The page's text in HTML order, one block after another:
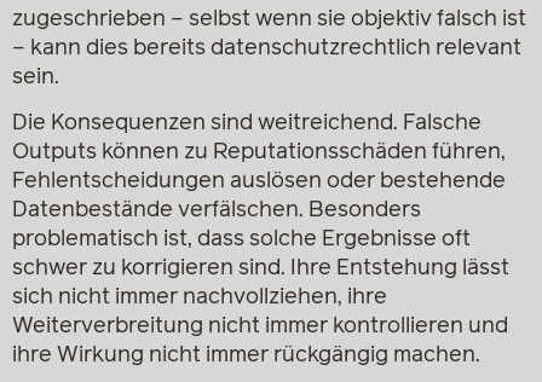
zugeschrieben – selbst wenn sie objektiv falsch ist
– kann dies bereits datenschutzrechtlich relevant
sein.
Die Konsequenzen sind weitreichend. Falsche
Outputs können zu Reputationsschäden führen,
Fehlentscheidungen auslösen oder bestehende
Datenbestände verfälschen. Besonders
problematisch ist, dass solche Ergebnisse oft
schwer zu korrigieren sind. Ihre Entstehung lässt
sich nicht immer nachvollziehen, ihre
Weiterverbreitung nicht immer kontrollieren und
ihre Wirkung nicht immer rückgängig machen.